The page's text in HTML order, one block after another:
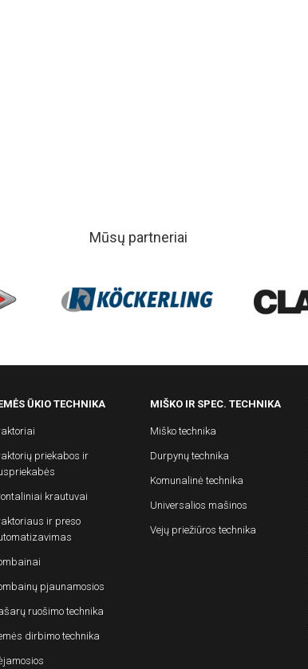
Mūsų partneriai
ŪKIO TECHNIKA
priekabos ir
krautuvai
ir preso
pjaunamosios
ruošimo technika
dirbimo technika
MIŠKO IR SPEC. TECHNIKA
Miško technika
Durpynų technika
Komunalinė technika
Universalios mašinos
Vejų priežiūros technika